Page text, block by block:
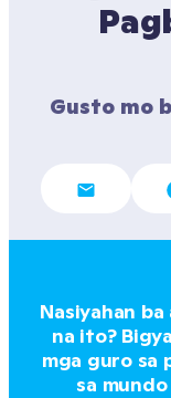
Gusto mo
Nasiyahan
na ito?
mga guro sa
sa